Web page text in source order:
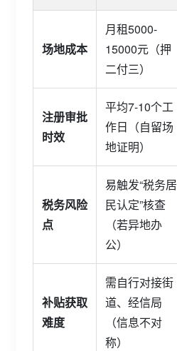
场地成本
月租5000-
15000元（押
二付三）
注册审批
时效
平均7-10个工
作日（自留场
地证明）
税务风险
点
易触发“税务居
民认定”核查
（若异地办
公）
补贴获取
难度
需自行对接街
道、经信局
（信息不对
称）